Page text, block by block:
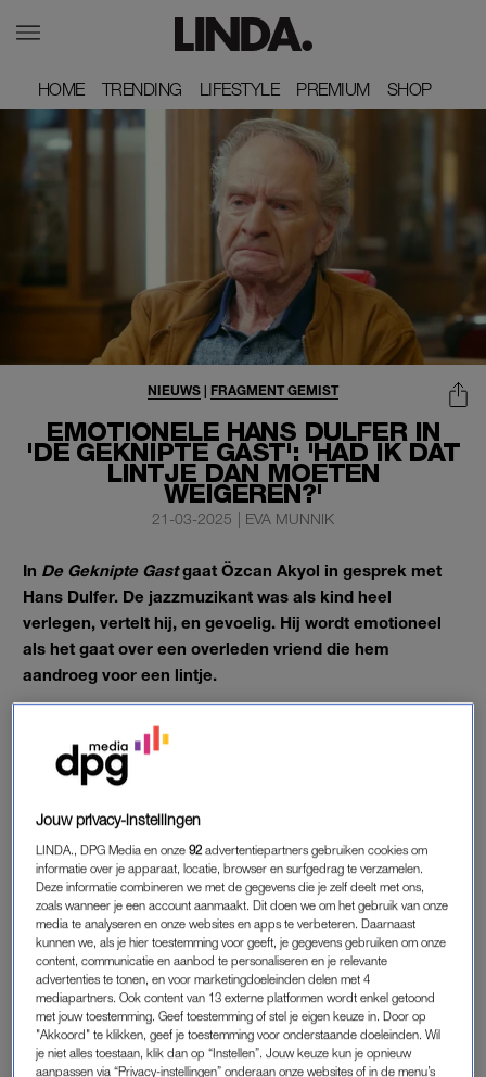
HOME
HOME TRENDING
TRENDING LIFESTYLE
LIFESTYLE PREMIUM
PREMIUM SHOP
SHOP
EMOTIONELE HANS DULFER IN
'DE GEKNIPTE GAST': 'HAD IK DAT
LINTJE DAN MOETEN
WEIGEREN?'
NIEUWS | FRAGMENT GEMIST
21-03-2025 | EVA MUNNIK
In De Geknipte Gastgaat Özcan Akyol in gesprek met
Hans Dulfer. De jazzmuzikant was als kind heel
verlegen, vertelt hij, en gevoelig. Hij wordt emotioneel
als het gaat over een overleden vriend die hem
aandroeg voor een lintje.
Saxofonist Hans Dulfer (85) heeft nog steeds ambitie, zegt hij in
de kappersstoel.
HANS DULFER
Als Özcan inDe Geknipte Gastbegint met de vraag hoe het
met de 85-jarige Dulfer gaat,reageertdie met: “Dan zeg je
dus: het valt best mee.” Maar op zijn leeftijd valt het eigenlijk
niet mee zegt hij: “Veel in ziekenhuizen, veel artsen.”
Ondanks zijn hoge leeftijd heeft de saxofonist nog steeds
ambitie: “Ik ben een klein kind. Ik vind nog steeds dat ik
beroemd kan worden.” “Een nog grotere doorbraak?” vraagt
Özcan. Ja, zegt Dulfer: “Baas van de wereld worden
Jouw privacy-instellingen
LINDA., DPG Media en onze92 advertentiepartners gebruiken cookies om
informatie over je apparaat, locatie, browser en surfgedrag te verzamelen.
Deze informatie combineren we met de gegevens die je zelf deelt met ons,
zoals wanneer je een account aanmaakt. Dit doen we om het gebruik van onze
media te analyseren en onze websites en apps te verbeteren. Daarnaast
kunnen we, als je hier toestemming voor geeft, je gegevens gebruiken om onze
content, communicatie en aanbod te personaliseren en je relevante
advertenties te tonen, en voor marketingdoeleinden delen met 4
mediapartners. Ook content van 13 externe platformen wordt enkel getoond
met jouw toestemming. Geef toestemming of stel je eigen keuze in. Door op
"Akkoord" te klikken, geef je toestemming voor onderstaande doeleinden. Wil
je niet alles toestaan, klik dan op “Instellen”. Jouw keuze kun je opnieuw
aanpassen via “Privacy-instellingen” onderaan onze websites of in de menu’s